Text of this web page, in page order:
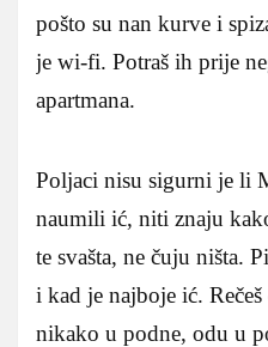
pošto su nan kurve i
je wi-fi. Potraš ih prije
apartmana.
Poljaci nisu sigurni je li
naumili ić, niti znaju
te svašta, ne čuju ništa.
i kad je najboje ić.
nikako u podne, odu u